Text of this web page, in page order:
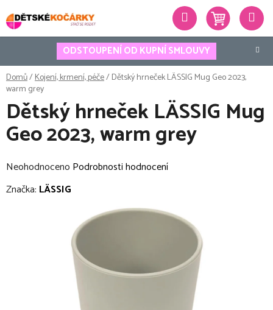
na
obsah
ODSTOUPENÍ OD KUPNÍ SMLOUVY
Hledat
Domů/Kojení, krmení, péče/Dětský hrneček LÄSSIG Mug Geo 2023,
warm grey
Dětský hrneček LÄSSIG Mug
Geo 2023, warm grey
Průměrné
hodnocení
Neohodnoceno Podrobnosti hodnocení
Značka: LÄSSIG